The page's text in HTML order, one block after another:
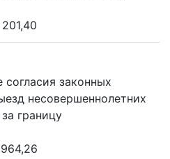
законных
несовершеннолетних
границу